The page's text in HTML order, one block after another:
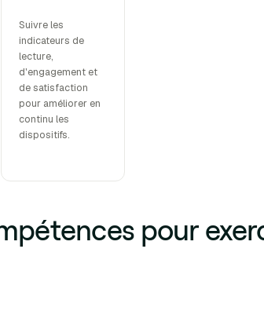
Suivre les
indicateurs de
lecture,
d'engagement et
de satisfaction
pour améliorer en
continu les
dispositifs.
pour